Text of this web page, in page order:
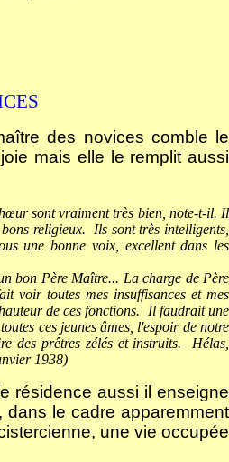
des novices comble le
mais elle le remplit aussi
sont vraiment très bien, note-t-il. Il
religieux.
Ils sont très intelligents,
une bonne voix, excellent dans les
bon Père Maître... La charge de Père
voir toutes mes insuffisances et mes
de ces fonctions.
Il faudrait une
ces jeunes âmes, l'espoir de notre
des prêtres zélés et instruits.
Hélas,
1938)
résidence aussi il enseigne
dans le cadre apparemment
une vie occupée